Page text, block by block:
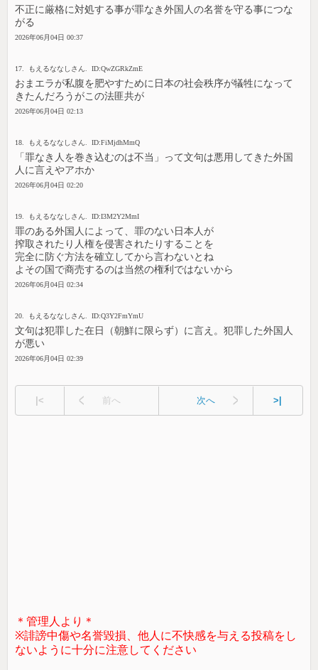
不正に厳格に対処する事が罪なき外国人の名誉を守る事につな
がる
2026年06月04日 00:37
17. もえるななしさん. ID:QwZGRkZmE
おまエラが私腹を肥やすために日本の社会秩序が犠牲になって
きたんだろうがこの法匪共が
2026年06月04日 02:13
18. もえるななしさん. ID:FiMjdhMmQ
「罪なき人を巻き込むのは不当」って文句は悪用してきた外国
人に言えやアホか
2026年06月04日 02:20
19. もえるななしさん. ID:I3M2Y2MmI
罪のある外国人によって、罪のない日本人が
搾取されたり人権を侵害されたりすることを
完全に防ぐ方法を確立してから言わないとね
よその国で商売するのは当然の権利ではないから
2026年06月04日 02:34
20. もえるななしさん. ID:Q3Y2FmYmU
文句は犯罪した在日（朝鮮に限らず）に言え。犯罪した外国人
が悪い
2026年06月04日 02:39
|< 前へ 次へ >|
＊管理人より＊
※誹謗中傷や名誉毀損、他人に不快感を与える投稿をし
ないように十分に注意してください